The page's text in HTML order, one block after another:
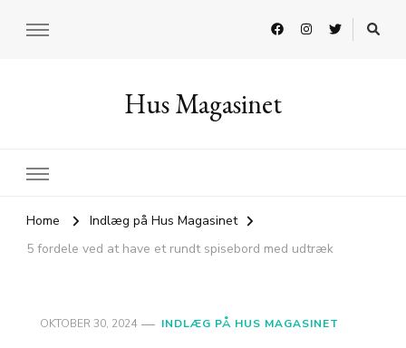
Hus Magasinet
Home
Indlæg på Hus Magasinet
5 fordele ved at have et rundt spisebord med udtræk
OKTOBER 30, 2024 INDLÆG PÅ HUS MAGASINET